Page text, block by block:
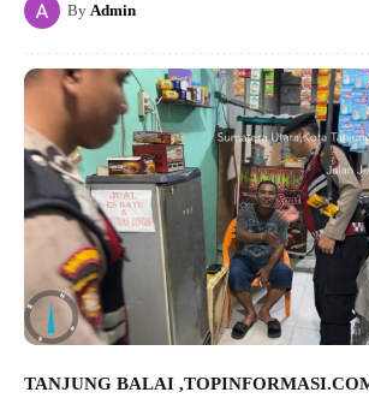
By Admin
TANJUNG BALAI